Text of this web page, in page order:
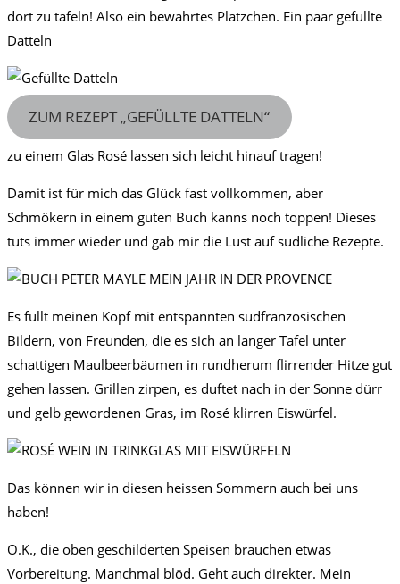
dort zu tafeln! Also ein bewährtes Plätzchen. Ein paar gefüllte
Datteln
ZUM REZEPT „GEFÜLLTE DATTELN“
zu einem Glas Rosé lassen sich leicht hinauf tragen!
Damit ist für mich das Glück fast vollkommen, aber
Schmökern in einem guten Buch kanns noch toppen! Dieses
tuts immer wieder und gab mir die Lust auf südliche Rezepte.
Es füllt meinen Kopf mit entspannten südfranzösischen
Bildern, von Freunden, die es sich an langer Tafel unter
schattigen Maulbeerbäumen in rundherum flirrender Hitze gut
gehen lassen. Grillen zirpen, es duftet nach in der Sonne dürr
und gelb gewordenen Gras, im Rosé klirren Eiswürfel.
Das können wir in diesen heissen Sommern auch bei uns
haben!
O.K., die oben geschilderten Speisen brauchen etwas
Vorbereitung. Manchmal blöd. Geht auch direkter. Mein